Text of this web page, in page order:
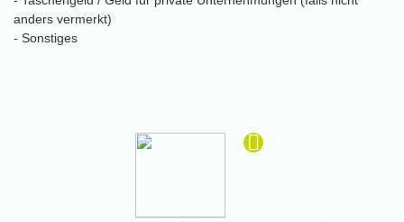
anders vermerkt)
- Sonstiges